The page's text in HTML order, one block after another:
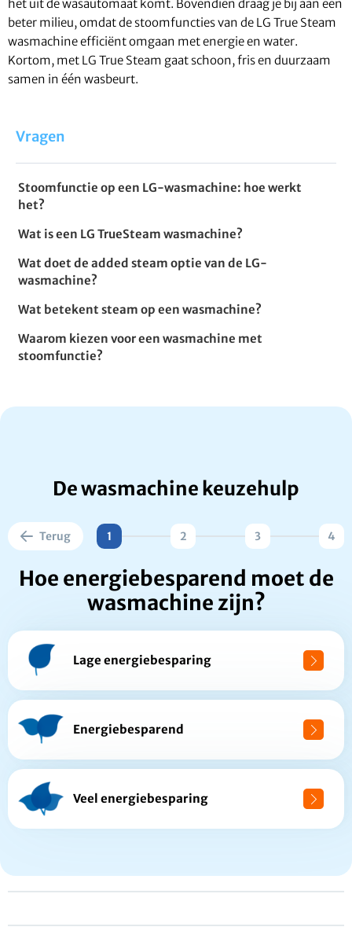
het uit de wasautomaat komt. Bovendien draag je bij aan een
beter milieu, omdat de stoomfuncties van de LG True Steam
wasmachine efficiënt omgaan met energie en water.
Kortom, met LG True Steam gaat schoon, fris en duurzaam
samen in één wasbeurt.
Vragen
Stoomfunctie op een LG-wasmachine: hoe werkt
het?
Wat is een LG TrueSteam wasmachine?
Wat doet de added steam optie van de LG-
wasmachine?
Wat betekent steam op een wasmachine?
Waarom kiezen voor een wasmachine met
stoomfunctie?
De wasmachine keuzehulp
Terug 1 2 3 4
Hoe energiebesparend moet de
wasmachine zijn?
Lage energiebesparing
Energiebesparend
Veel energiebesparing